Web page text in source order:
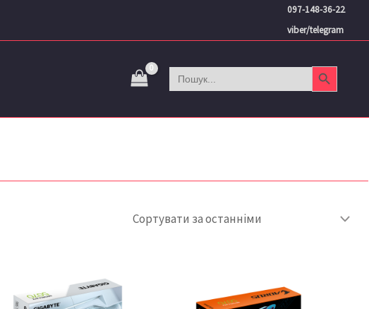
097-148-36-22
viber/telegram
Search
for:
Search Button